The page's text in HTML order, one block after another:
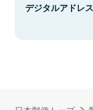
デジタルアドレ